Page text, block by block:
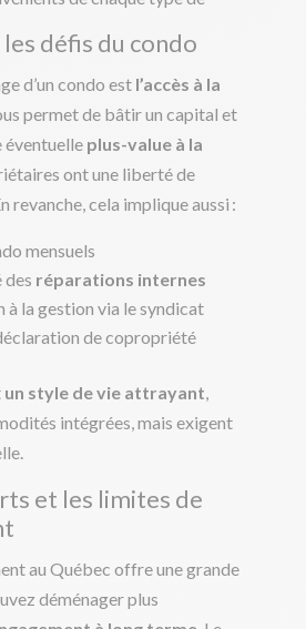
défis du condo
d’un condo est l’accès à la
permet de bâtir un capital et
éventuelle plus-value à la
ont une liberté de
revanche, cela implique aussi :
mensuels
des réparations internes
la gestion via le syndicat
de copropriété
un style de vie attrayant,
intégrées, mais exigent
et les limites de
au Québec offre une grande
déménager plus